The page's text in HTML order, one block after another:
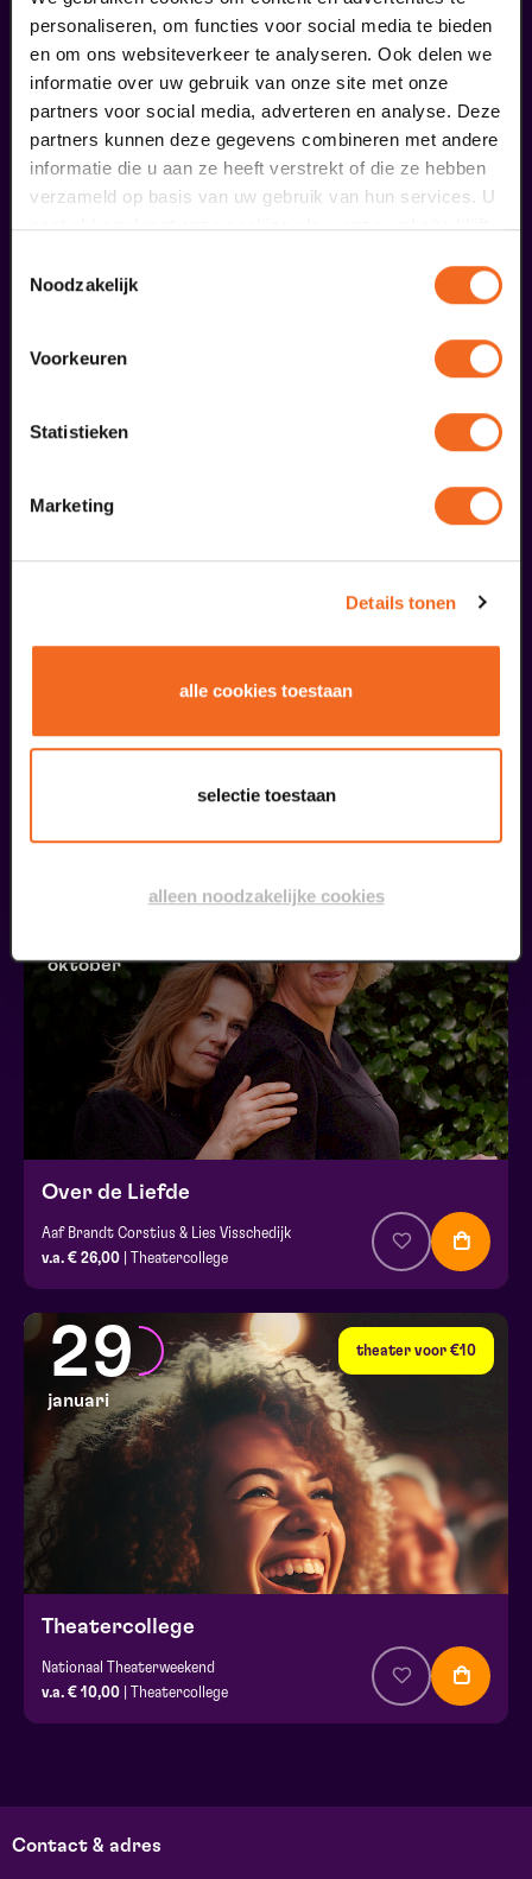
personaliseren, om functies voor social media te bieden
en om ons websiteverkeer te analyseren. Ook delen we
informatie over uw gebruik van onze site met onze
partners voor social media, adverteren en analyse. Deze
partners kunnen deze gegevens combineren met andere
informatie die u aan ze heeft verstrekt of die ze hebben
verzameld op basis van uw gebruik van hun services. U
gaat akkoord met onze cookies als u onze website blijft
Noodzakelijk
Voorkeuren
Statistieken
Marketing
Details tonen
alle cookies toestaan
selectie toestaan
alleen noodzakelijke cookies
Begin bij SIN
11
Lampje erop
Openhartig over zelfdoding
oktober
Over de Liefde
Aaf Brandt Corstius & Lies Visschedijk
v.a. € 26,00 | Theatercollege
theater voor €10
29
januari
Theatercollege
Nationaal Theaterweekend
v.a. € 10,00 | Theatercollege
Contact & adres